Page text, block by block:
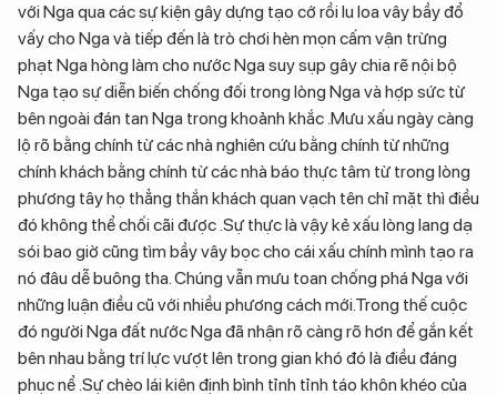
với Nga qua các sự kiện gây dựng tạo cớ rồi lu loa vây bầy đổ
vấy cho Nga và tiếp đến là trò chơi hèn mọn cấm vận trừng
phạt Nga hòng làm cho nước Nga suy sụp gây chia rẽ nội bộ
Nga tạo sự diễn biến chống đối trong lòng Nga và hợp sức từ
bên ngoài đán tan Nga trong khoảnh khắc .Mưu xấu ngày càng
lộ rõ bằng chính từ các nhà nghiên cứu bằng chính từ những
chính khách bằng chính từ các nhà báo thực tâm từ trong lòng
phương tây họ thẳng thắn khách quan vạch tên chỉ mặt thì điều
đó không thể chối cãi được .Sự thực là vậy kẻ xấu lòng lang dạ
sói bao giờ cũng tìm bầy vây bọc cho cái xấu chính mình tạo ra
nó đâu dễ buông tha. Chúng vẫn mưu toan chống phá Nga với
những luận điều cũ với nhiều phương cách mới.Trong thế cuộc
đó người Nga đất nước Nga đã nhận rõ càng rõ hơn để gắn kết
bên nhau bằng trí lực vượt lên trong gian khó đó là điều đáng
phục nể .Sự chèo lái kiên định bình tỉnh tỉnh táo khôn khéo của